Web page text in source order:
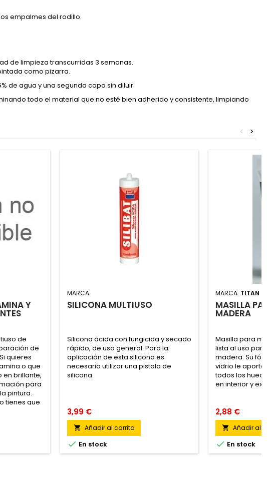
empalmes del rodillo.
de limpieza transcurridas 3 semanas.
como pizarra.
de agua y una segunda capa sin diluir.
todo el material que no esté bien adherido y consistente, limpiando
>
<
Y
de
de
quieres
o que
en brillante,
para
pintura.
tienes que
MARCA:
SILICONA MULTIUSO
Silicona ácida con fungicida y secado
rápido, de uso general. Para la
aplicación de esta silicona es
necesario utilizar una pistola de
silicona
3,99 €
 Añadir al carrito
 En stock
MARCA: TITAN
MASILLA
MADERA
Masilla para
lista al uso para
madera. Su
vidrio le aporta
todos los huecos
en interior y
2,88 €
 Añadir al
 En stock